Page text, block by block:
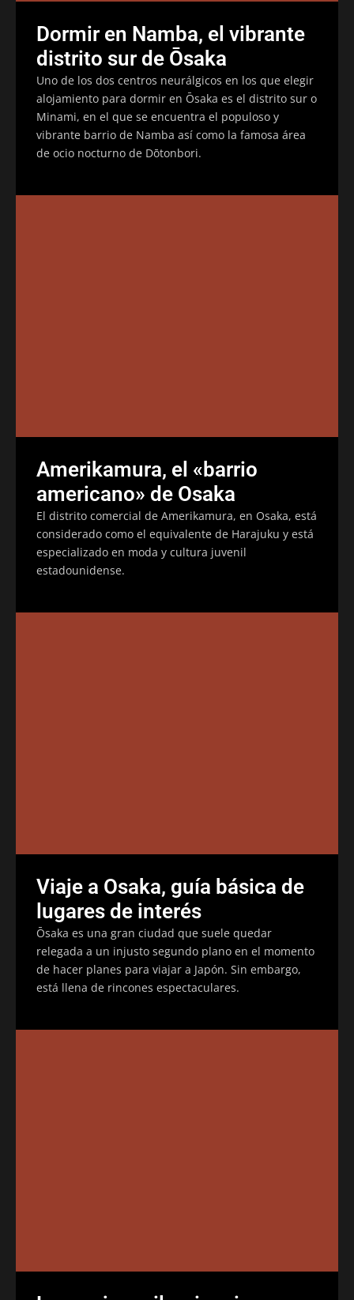
Dormir en Namba, el vibrante
distrito sur de Ōsaka
Uno de los dos centros neurálgicos en los que elegir
alojamiento para dormir en Ōsaka es el distrito sur o
Minami, en el que se encuentra el populoso y
vibrante barrio de Namba así como la famosa área
de ocio nocturno de Dōtonbori.
Amerikamura, el «barrio
americano» de Osaka
El distrito comercial de Amerikamura, en Osaka, está
considerado como el equivalente de Harajuku y está
especializado en moda y cultura juvenil
estadounidense.
Viaje a Osaka, guía básica de
lugares de interés
Ōsaka es una gran ciudad que suele quedar
relegada a un injusto segundo plano en el momento
de hacer planes para viajar a Japón. Sin embargo,
está llena de rincones espectaculares.